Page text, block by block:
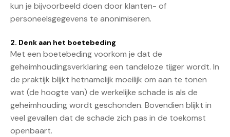
kun je bijvoorbeeld doen door klanten- of
personeelsgegevens te anonimiseren.
2. Denk aan het boetebeding
Met een boetebeding voorkom je dat de
geheimhoudingsverklaring een tandeloze tijger wordt. In
de praktijk blijkt hetnamelijk moeilijk om aan te tonen
wat (de hoogte van) de werkelijke schade is als de
geheimhouding wordt geschonden. Bovendien blijkt in
veel gevallen dat de schade zich pas in de toekomst
openbaart.